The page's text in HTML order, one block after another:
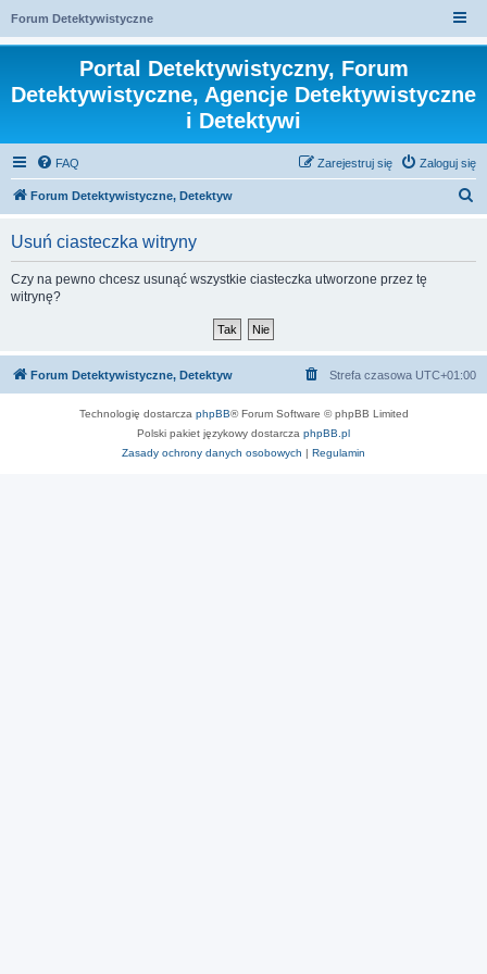
Forum Detektywistyczne
Portal Detektywistyczny, Forum
Detektywistyczne, Agencje Detektywistyczne
i Detektywi
FAQ Zaloguj się
Zarejestruj się
Forum Detektywistyczne, Detektyw
Usuń ciasteczka witryny
Czy na pewno chcesz usunąć wszystkie ciasteczka utworzone przez tę
witrynę?
Forum Detektywistyczne, Detektyw Strefa czasowa UTC+01:00
Technologię dostarcza phpBB® Forum Software © phpBB Limited
Polski pakiet językowy dostarcza phpBB.pl
Zasady ochrony danych osobowych | Regulamin